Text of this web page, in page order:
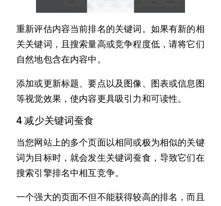
重新评估内容当前排名的关键词。如果有新的相
关关键词，且搜索量高或竞争程度低，请将它们
自然地包含在内容中。
添加或更新标题、要点以及图像、图表或信息图
等视觉效果，使内容更具吸引力和可读性。
4 减少关键词蚕食
当您网站上的多个页面以相同或极为相似的关键
词为目标时，就会发生关键词蚕食，导致它们在
搜索引擎排名中相互竞争。
一个强大的页面不但不能获得较高的排名，而且